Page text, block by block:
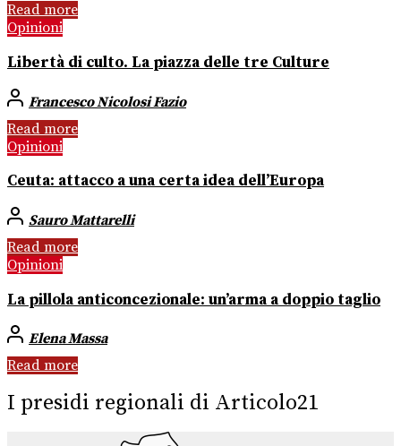
Read more
Opinioni
Libertà di culto. La piazza delle tre Culture
Francesco Nicolosi Fazio
Read more
Opinioni
Ceuta: attacco a una certa idea dell’Europa
Sauro Mattarelli
Read more
Opinioni
La pillola anticoncezionale: un’arma a doppio taglio
Elena Massa
Read more
I presidi regionali di Articolo21